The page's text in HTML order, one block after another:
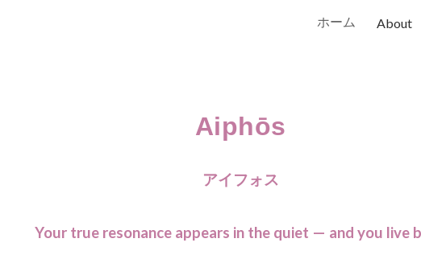
Skip to
ホーム About
Aiphōs
アイフォス
Your true resonance appears in the quiet — and you live